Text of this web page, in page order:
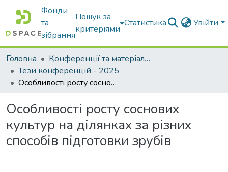
Фонди
та
зібрання
Пошук за
критеріями
Статистика Увійти
Головна
Конференції та матеріали конференцій
Тези конференцій - 2025
Особливості росту соснових культур на ділянках за різних способів підготовки зрубів
Особливості росту соснових
культур на ділянках за різних
способів підготовки зрубів